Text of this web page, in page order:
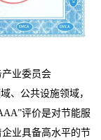
业委员会
、公共设施领域，
评价是对节能服
业具备高水平的节